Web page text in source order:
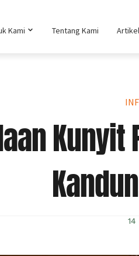
Kami Tentang Kami Artikel
Kunyit